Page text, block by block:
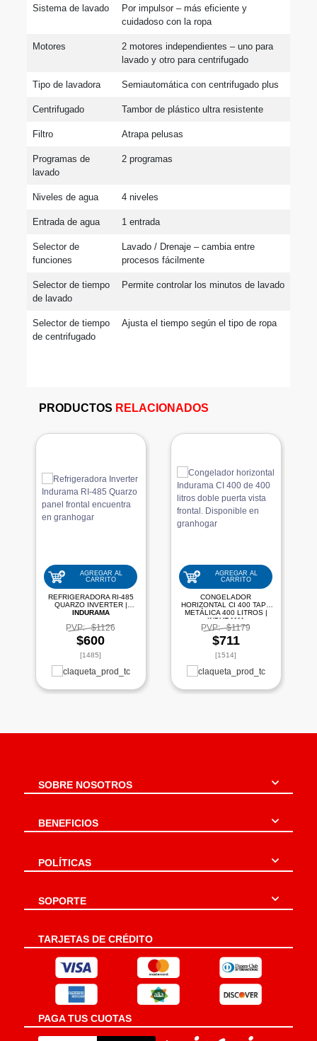
Sistema de lavado
Por impulsor – más eficiente y
cuidadoso con la ropa
Motores
2 motores independientes – uno para
lavado y otro para centrifugado
Tipo de lavadora Semiautomática con centrifugado plus
Centrifugado Tambor de plástico ultra resistente
Filtro Atrapa pelusas
Programas de
lavado
2 programas
Niveles de agua 4 niveles
Entrada de agua 1 entrada
Selector de
funciones
Lavado / Drenaje – cambia entre
procesos fácilmente
Selector de tiempo
de lavado
Permite controlar los minutos de lavado
Selector de tiempo
de centrifugado
Ajusta el tiempo según el tipo de ropa
PRODUCTOS RELACIONADOS
AGREGAR AL
CARRITO
REFRIGERADORA RI-485
QUARZO INVERTER |
INDURAMA
PVP: $1126
$600
[1485]
AGREGAR AL
CARRITO
CONGELADOR
HORIZONTAL CI 400 TAPA
METÁLICA 400 LITROS |
INDURAMA
PVP: $1179
$711
[1514]
SOBRE NOSOTROS
BENEFICIOS
POLÍTICAS
SOPORTE
TARJETAS DE CRÉDITO
PAGA TUS CUOTAS